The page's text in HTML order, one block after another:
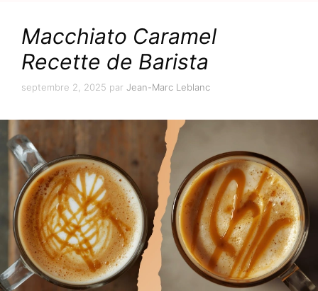
Macchiato Caramel
Recette de Barista
septembre 2, 2025 par Jean-Marc Leblanc